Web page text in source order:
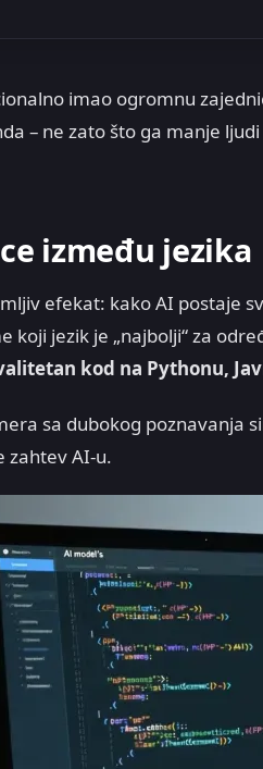
imao ogromnu
– ne zato što ga manje
između jezika
efekat: kako AI postaje
koji jezik je „najbolji“ za
kod na Pythonu,
sa dubokog poznavanja
zahtev AI-u.